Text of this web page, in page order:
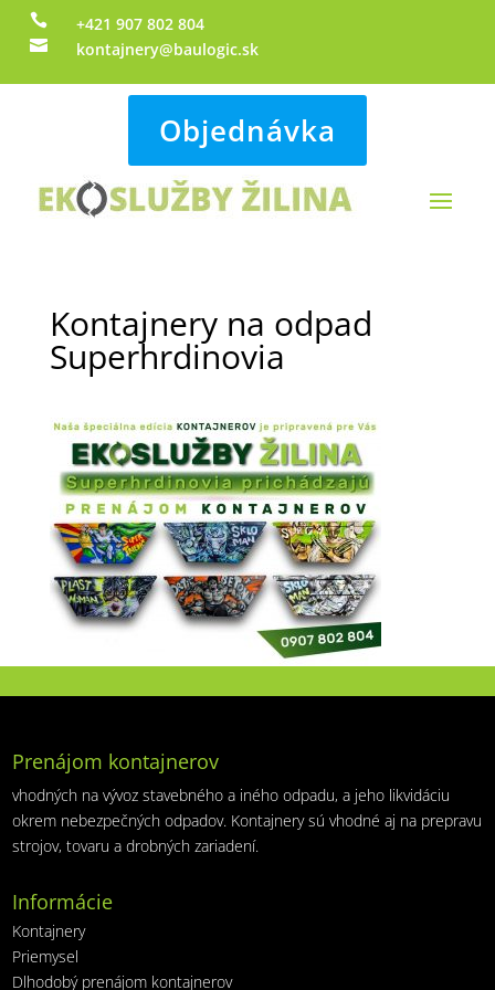
 +421 907 802 804
 kontajnery@baulogic.sk
Objednávka
Kontajnery na odpad
Superhrdinovia
Prenájom kontajnerov
vhodných na vývoz stavebného a iného odpadu, a jeho likvidáciu
okrem nebezpečných odpadov. Kontajnery sú vhodné aj na prepravu
strojov, tovaru a drobných zariadení.
Informácie
Kontajnery
Priemysel
Dlhodobý prenájom kontajnerov